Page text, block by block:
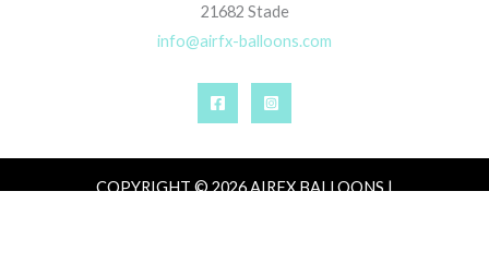
21682 Stade
info@airfx-balloons.com
COPYRIGHT © 2026 AIRFX BALLOONS |